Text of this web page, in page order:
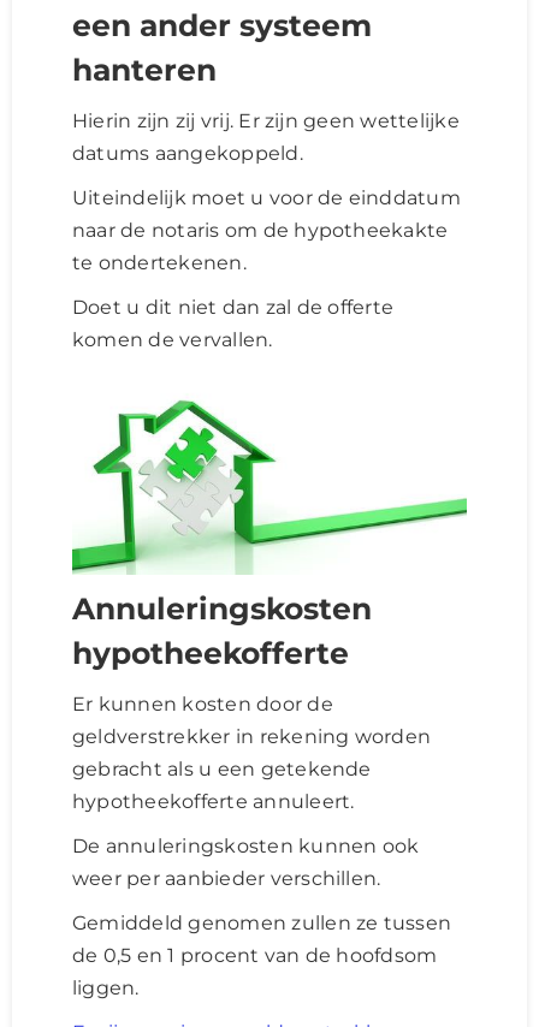
een ander systeem
hanteren
Hierin zijn zij vrij. Er zijn geen wettelijke
datums aangekoppeld.
Uiteindelijk moet u voor de einddatum
naar de notaris om de hypotheekakte
te ondertekenen.
Doet u dit niet dan zal de offerte
komen de vervallen.
Annuleringskosten
hypotheekofferte
Er kunnen kosten door de
geldverstrekker in rekening worden
gebracht als u een getekende
hypotheekofferte annuleert.
De annuleringskosten kunnen ook
weer per aanbieder verschillen.
Gemiddeld genomen zullen ze tussen
de 0,5 en 1 procent van de hoofdsom
liggen.